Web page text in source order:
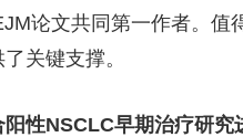
论文共同第一作者。
关键支撑。
阳性NSCLC早期治疗研究